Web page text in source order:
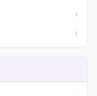
›
›